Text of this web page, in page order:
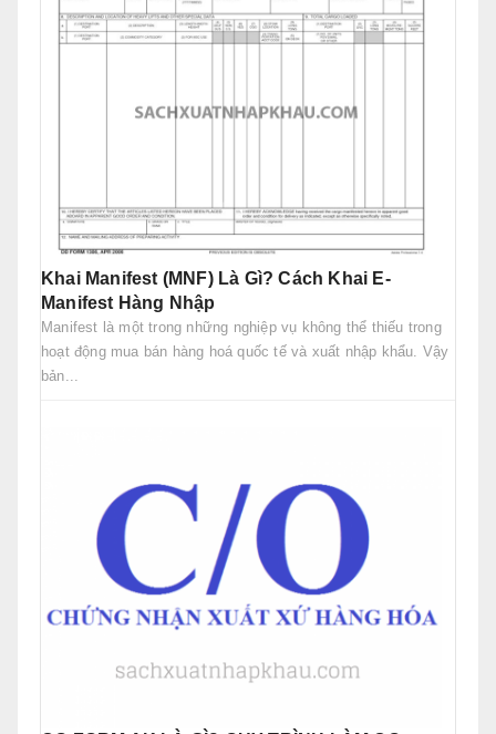
Khai Manifest (MNF) Là Gì? Cách Khai E-
Manifest Hàng Nhập
Manifest là một trong những nghiệp vụ không thể thiếu trong
hoạt động mua bán hàng hoá quốc tế và xuất nhập khẩu. Vậy
bản...